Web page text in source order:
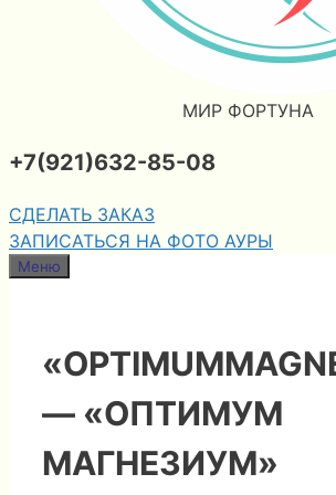
МИР ФОРТУНА
+7(921)632-85-08
СДЕЛАТЬ ЗАКАЗ
ЗАПИСАТЬСЯ НА ФОТО АУРЫ
Меню
— «ОПТИМУМ
МАГНЕЗИУМ»